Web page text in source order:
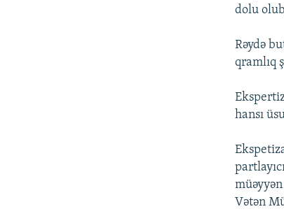
dolu
Rəydə
qramlıq
hansı
Vətən